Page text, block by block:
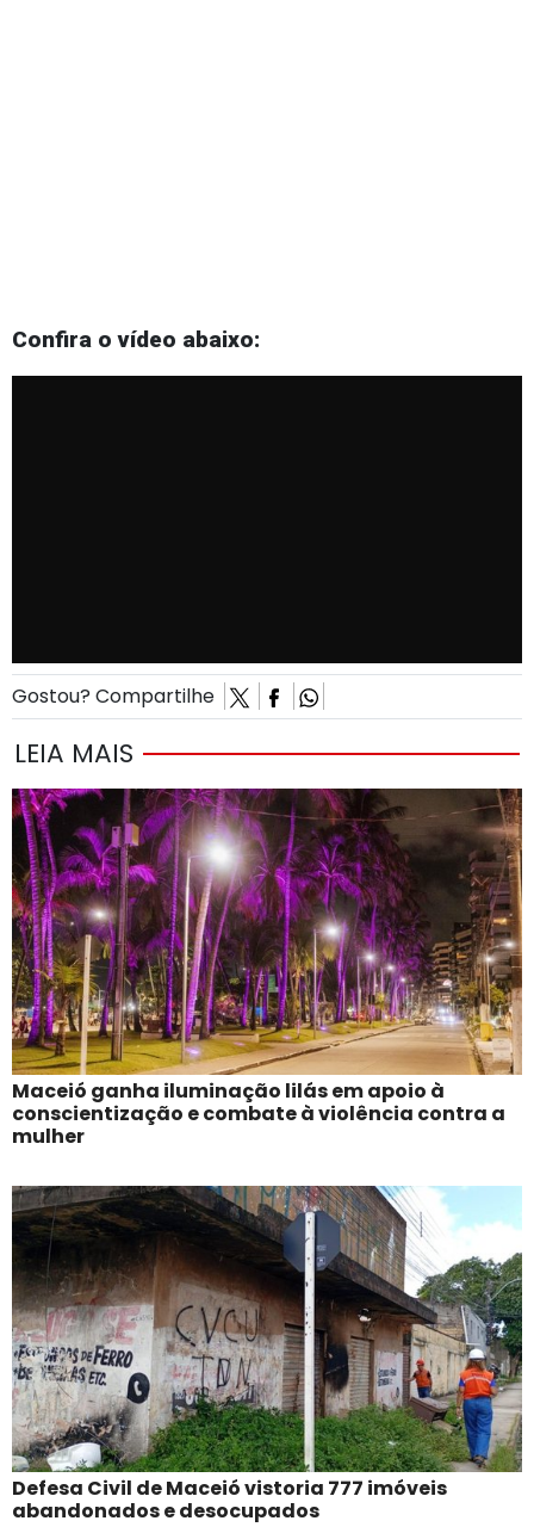
Confira o vídeo abaixo:
Gostou? Compartilhe
LEIA MAIS
Maceió ganha iluminação lilás em apoio à
conscientização e combate à violência contra a
mulher
Defesa Civil de Maceió vistoria 777 imóveis
abandonados e desocupados